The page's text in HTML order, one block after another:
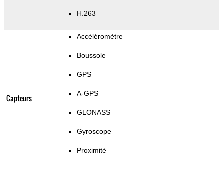
H.263
Capteurs
Accéléromètre
Boussole
GPS
A-GPS
GLONASS
Gyroscope
Proximité